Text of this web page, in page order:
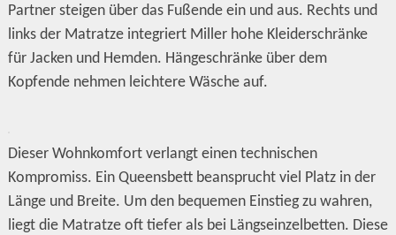
Partner steigen über das Fußende ein und aus. Rechts und
links der Matratze integriert Miller hohe Kleiderschränke
für Jacken und Hemden. Hängeschränke über dem
Kopfende nehmen leichtere Wäsche auf.
Dieser Wohnkomfort verlangt einen technischen
Kompromiss. Ein Queensbett beansprucht viel Platz in der
Länge und Breite. Um den bequemen Einstieg zu wahren,
liegt die Matratze oft tiefer als bei Längseinzelbetten. Diese